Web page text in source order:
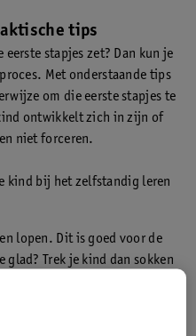
tips
stapjes zet? Dan kun je
Met onderstaande tips
om die eerste stapjes te
ontwikkelt zich in zijn of
niet forceren.
kind bij het zelfstandig leren
lopen. Dit is goed voor de
glad? Trek je kind dan sokken
dan wat